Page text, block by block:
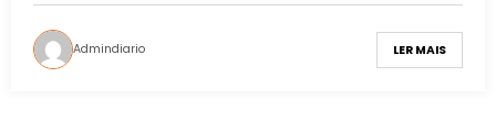
Admindiario LER MAIS